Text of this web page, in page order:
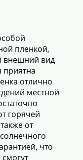
пленкой,
внешний вид
приятна
отлично
местной
горячей
от
что